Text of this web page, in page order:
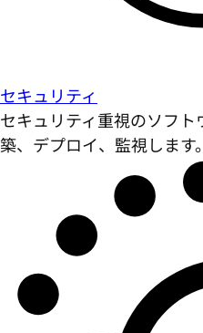
セキュリティ
セキュリティ重視のソフ
築、デプロイ、監視します。